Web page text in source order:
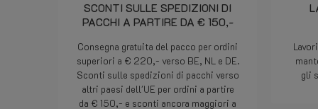
SCONTI SULLE SPEDIZIONI DI
PACCHI A PARTIRE DA € 150,-
Consegna gratuita del pacco per ordini
superiori a € 220,- verso BE, NL e DE.
Sconti sulle spedizioni di pacchi verso
altri paesi dell'UE per ordini a partire
da € 150,- e sconti ancora maggiori a
gli